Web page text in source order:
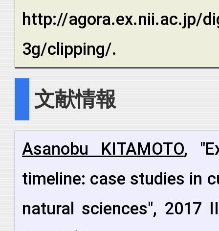
http://agora.ex.nii.ac.jp/
3g/clipping/.
文献情報
Asanobu KITAMOTO,
timeline: case studies in
natural sciences", 2017